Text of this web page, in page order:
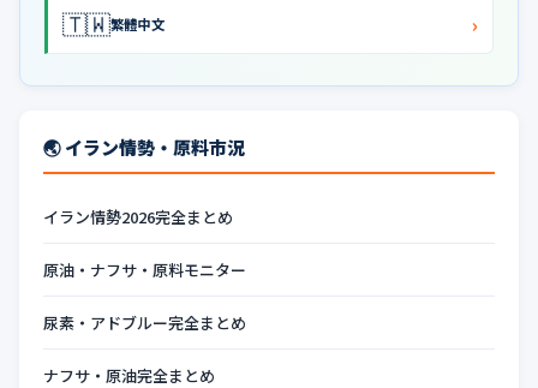
🇹🇼繁體中文 ›
🌏 イラン情勢・原料市況
イラン情勢2026完全まとめ
原油・ナフサ・原料モニター
尿素・アドブルー完全まとめ
ナフサ・原油完全まとめ